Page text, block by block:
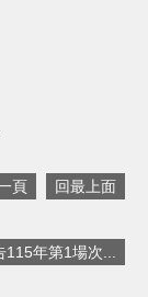
頁 回最上面
115年第1場次...